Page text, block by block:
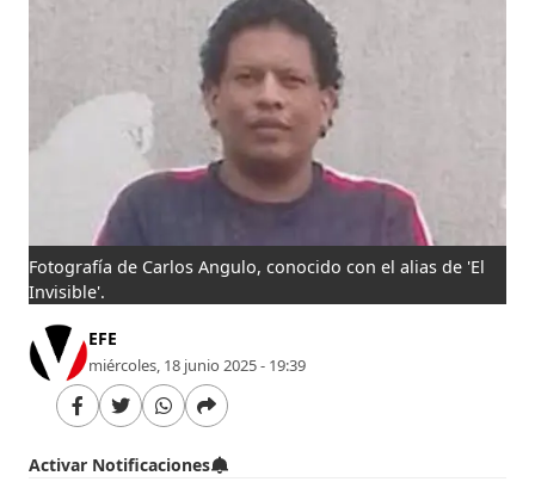
Fotografía de Carlos Angulo, conocido con el alias de 'El
Invisible'.
EFE
miércoles, 18 junio 2025 - 19:39
Activar Notificaciones